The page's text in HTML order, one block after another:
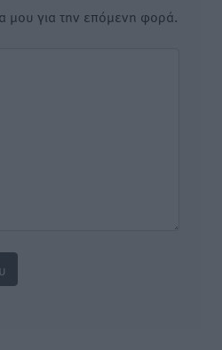
μου για την επόμενη φορά.